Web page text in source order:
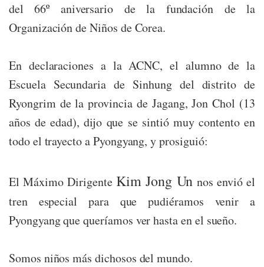
del 66º aniversario de la fundación de la
Organización de Niños de Corea.
En declaraciones a la ACNC, el alumno de la
Escuela Secundaria de Sinhung del distrito de
Ryongrim de la provincia de Jagang, Jon Chol (13
años de edad), dijo que se sintió muy contento en
todo el trayecto a Pyongyang, y prosiguió:
El Máximo Dirigente Kim Jong Un nos envió el
tren especial para que pudiéramos venir a
Pyongyang que queríamos ver hasta en el sueño.
Somos niños más dichosos del mundo.